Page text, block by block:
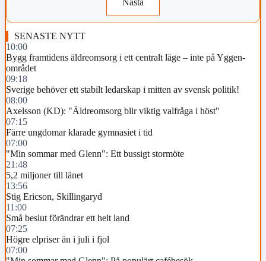
Nästa
SENASTE NYTT
10:00
Bygg framtidens äldreomsorg i ett centralt läge – inte på Yggen-
området
09:18
Sverige behöver ett stabilt ledarskap i mitten av svensk politik!
08:00
Axelsson (KD): "Äldreomsorg blir viktig valfråga i höst"
07:15
Färre ungdomar klarade gymnasiet i tid
07:00
"Min sommar med Glenn": Ett bussigt stormöte
21:48
5,2 miljoner till länet
13:56
Stig Ericson, Skillingaryd
11:00
Små beslut förändrar ett helt land
07:25
Högre elpriser än i juli i fjol
07:00